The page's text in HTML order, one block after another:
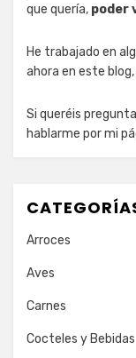
que quería, poder
He trabajado en
ahora en este
Si queréis
hablarme por mi
Arroces
Aves
Carnes
Cocteles y Bebidas